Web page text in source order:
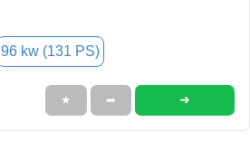
96 kw (131 PS)
★ ➦ ➜